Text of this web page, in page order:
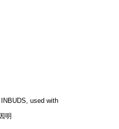
used with
明